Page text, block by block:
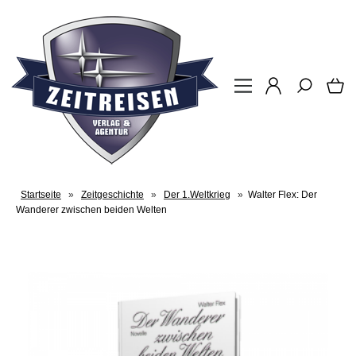
Startseite » Zeitgeschichte » Der 1.Weltkrieg » Walter Flex: Der
Wanderer zwischen beiden Welten